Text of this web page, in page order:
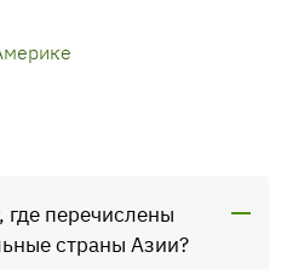
где перечислены
страны Азии?